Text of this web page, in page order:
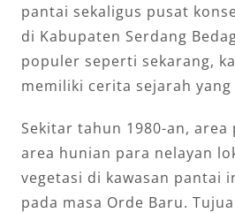
pantai sekaligus pusat
di Kabupaten Serdang
populer seperti sekarang,
memiliki cerita sejarah
Sekitar tahun 1980-an,
area hunian para nelayan
vegetasi di kawasan pantai
pada masa Orde Baru.